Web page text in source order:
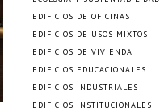
EDIFICIOS DE OFICINAS
EDIFICIOS DE USOS MIXTOS
EDIFICIOS DE VIVIENDA
EDIFICIOS EDUCACIONALES
EDIFICIOS INDUSTRIALES
EDIFICIOS INSTITUCIONALES